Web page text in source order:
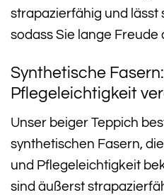
strapazierfähig und lässt
sodass Sie lange
Synthetische
Pflegeleichtigkeit
Unser beiger Teppich
synthetischen Fasern,
und Pflegeleichtigkeit
sind äußerst